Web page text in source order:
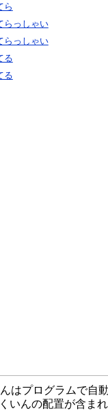
ら
らっしゃい
らっしゃい
る
る
はプログラムで自
いんの配置が含ま